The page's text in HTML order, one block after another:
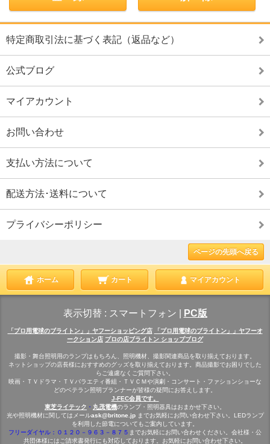
特定商取引法に基づく表記（返品など）
公式ブログ
マイアカウント
お問い合わせ
支払い方法について
配送方法･送料について
プライバシーポリシー
ページの先頭へ戻る
ホーム カート マイアカウント
表示切替 : スマートフォン PC版
「プロ用電球のブライトン」」ヤフーショッピング店
「プロ用電球のブライトン」」ヤフーオ
ークション店 プロの店ブライトン ショップブログ
撮影・舞台照明用のランプはもちろん、照明機材、撮影関連商品を取り揃えております。
ネットショップの店長様におすすめのグッズを取り揃えております。商品撮影でお困りでした
らご遠慮なくご質問下さい。
映画・ＴＶドラマ・ＴＶバラエティ番組・ＴＶＣＭや演劇・コンサート・ファションショーな
どのベテラン照明プランナーが皆様の疑問にお答えします。
J-FEC会員です。
東芝ライテック ・ 丸茂電機のランプ・照明器具はおまかせ下さい。
光や照明機材に関してはメールask@britone.jp までお気軽にお問い合わせ下さい。LEDランプ
を利用した節電についてもご案内しています。
フリーダイヤル：０１２０－９６３－８７５ までお気軽にお問い合わせください。会社様・公
共団体様にはご請求書発行にも対応しております。お気軽にお問い合わせ下さい。